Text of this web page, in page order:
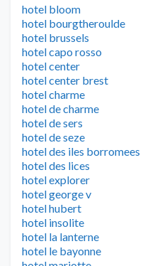
hotel bloom
hotel bourgtheroulde
hotel brussels
hotel capo rosso
hotel center
hotel center brest
hotel charme
hotel de charme
hotel de sers
hotel de seze
hotel des iles borromees
hotel des lices
hotel explorer
hotel george v
hotel hubert
hotel insolite
hotel la lanterne
hotel le bayonne